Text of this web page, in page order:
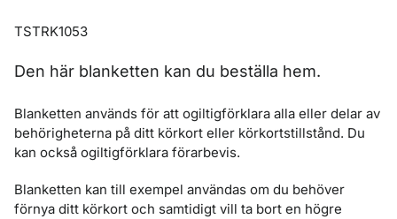
TSTRK1053
Den här blanketten kan du beställa hem.
Blanketten används för att ogiltigförklara alla eller delar av
behörigheterna på ditt körkort eller körkortstillstånd. Du
kan också ogiltigförklara förarbevis.
Blanketten kan till exempel användas om du behöver
förnya ditt körkort och samtidigt vill ta bort en högre